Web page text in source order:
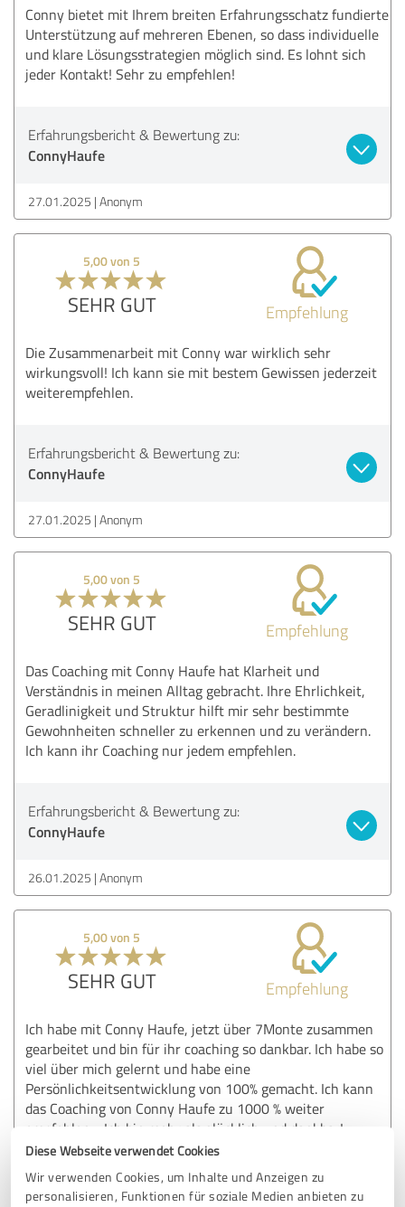
Diese Webseite verwendet Cookies
Wir verwenden Cookies, um Inhalte und Anzeigen zu
personalisieren, Funktionen für soziale Medien anbieten zu
Conny bietet mit Ihrem breiten Erfahrungsschatz fundierte
Unterstützung auf mehreren Ebenen, so dass individuelle
und klare Lösungsstrategien möglich sind. Es lohnt sich
jeder Kontakt! Sehr zu empfehlen!
Erfahrungsbericht & Bewertung zu:
ConnyHaufe
27.01.2025 Anonym
5,00 von 5
SEHR GUT Empfehlung
Die Zusammenarbeit mit Conny war wirklich sehr
wirkungsvoll! Ich kann sie mit bestem Gewissen jederzeit
weiterempfehlen.
Erfahrungsbericht & Bewertung zu:
ConnyHaufe
27.01.2025 Anonym
5,00 von 5
SEHR GUT Empfehlung
Das Coaching mit Conny Haufe hat Klarheit und
Verständnis in meinen Alltag gebracht. Ihre Ehrlichkeit,
Geradlinigkeit und Struktur hilft mir sehr bestimmte
Gewohnheiten schneller zu erkennen und zu verändern.
Ich kann ihr Coaching nur jedem empfehlen.
Erfahrungsbericht & Bewertung zu:
ConnyHaufe
26.01.2025 Anonym
5,00 von 5
SEHR GUT Empfehlung
Ich habe mit Conny Haufe, jetzt über 7Monte zusammen
gearbeitet und bin für ihr coaching so dankbar. Ich habe so
viel über mich gelernt und habe eine
Persönlichkeitsentwicklung von 100% gemacht. Ich kann
das Coaching von Conny Haufe zu 1000 % weiter
empfehlen - Ich bin mehr als glücklich und dankbar!
LG Nicole